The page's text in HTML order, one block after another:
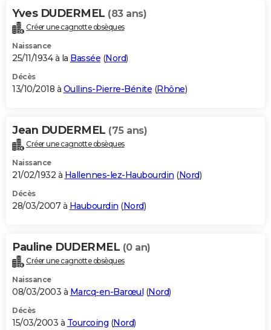
Yves DUDERMEL (83 ans)
Créer une cagnotte obsèques
Naissance
25/11/1934 à la Bassée (Nord)
Décès
13/10/2018 à Oullins-Pierre-Bénite (Rhône)
Jean DUDERMEL (75 ans)
Créer une cagnotte obsèques
Naissance
21/02/1932 à Hallennes-lez-Haubourdin (Nord)
Décès
28/03/2007 à Haubourdin (Nord)
Pauline DUDERMEL (0 an)
Créer une cagnotte obsèques
Naissance
08/03/2003 à Marcq-en-Barœul (Nord)
Décès
15/03/2003 à Tourcoing (Nord)